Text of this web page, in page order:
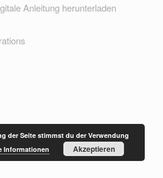
Anleitung herunterladen
der Seite stimmst du der Verwendung
Informationen Akzeptieren